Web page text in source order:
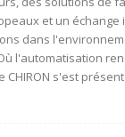
et un échange
dans
l'automatisation
CHIRON s'est